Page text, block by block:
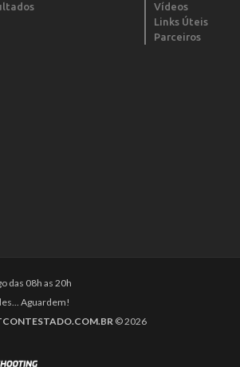
Vídeos
Links Úteis
Parceiros
das 08h as 20h
Aguardem!
© 2026